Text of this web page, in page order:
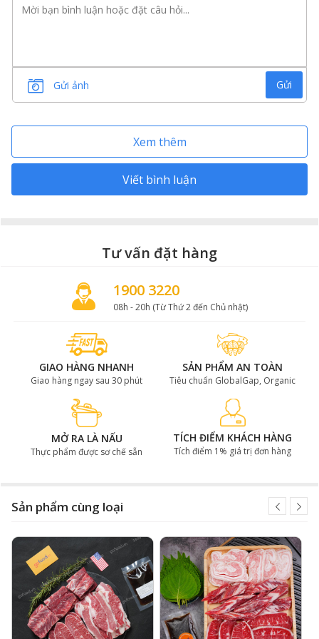
Set nướng 1 gồm các phần thịt bò ngon, hấp dẫn
Trong set box nướng
này, Gofood mang đến bạn
ngon.
Ba chỉ bò (400g)
Ba chỉ bò được pha lóc từ bụng của con bò. Thịt ba chỉ
bò có đặc điểm là phần dải mỡ và nạc xen kẽ nhau giúp
nướng còn có thể dùng để nhúng lẩu, xào…
phần nằm ở ức của con bò, được pha lọc từ phần sườn
trước của con bò. Dẻ sườn bò được biết đến với hương
thơm đặc trưng, vị ngọt đậm đà cùng vị béo ngậy nhờ
những lớp mỡ dày trải dọc theo miếng thịt.
Gửi ảnh Gửi
Xem thêm
Viết bình luận
Tư vấn đặt hàng
1900 3220
08h - 20h (Từ Thứ 2 đến Chủ nhật)
GIAO HÀNG NHANH
Giao hàng ngay sau 30 phút
SẢN PHẨM AN TOÀN
Tiêu chuẩn GlobalGap, Organic
MỞ RA LÀ NẤU
Thực phẩm được sơ chế sẵn
TÍCH ĐIỂM KHÁCH HÀNG
Tích điểm 1% giá trị đơn hàng
Sản phẩm cùng loại